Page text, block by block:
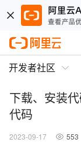
开发者社区
下载、安装
代码
2023-09-17 553